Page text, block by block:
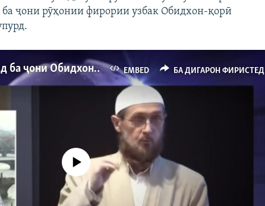
ба ҷони рӯҳонии фирории узбак Обидхон-қорӣ
EMBED БА ДИГАРОН ФИРИСТЕД
Русия масъули сӯиқасд ба ҷони Обидхон-қориро ба Шветсия таслим кард
Феълан кор намекунад